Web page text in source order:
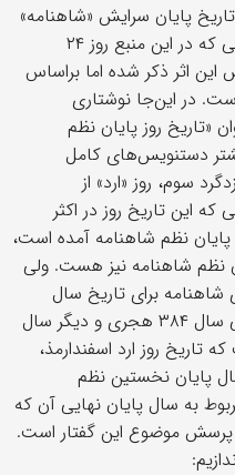
پایان سرایش «شاهنامه»
کاربران را دچار اشتباه می‌کند؛ در حالی که در این منبع روز ۲۴
این اثر ذکر شده اما براساس
روز ۲۵ اسفند است. در این‌جا نوشتاری
«تاریخ روز پایان نظم
دستنویس‌های کامل
سوم، روز «ارد» از
این تاریخ روز در اکثر
نظم شاهنامه آمده است،
نظم شاهنامه نیز هست. ولی
برای تاریخ سال
پایان نظم کتاب دو تاریخ آمده، یکی سال ۳۸۴ هجری و دیگر سال
که تاریخ روز ارد اسفندارمذ،
سال پایان نخستین نظم
۳۸۴ بوده، یا مربوط به سال پایان نهایی آن که
پرسش موضوع این گفتار است.